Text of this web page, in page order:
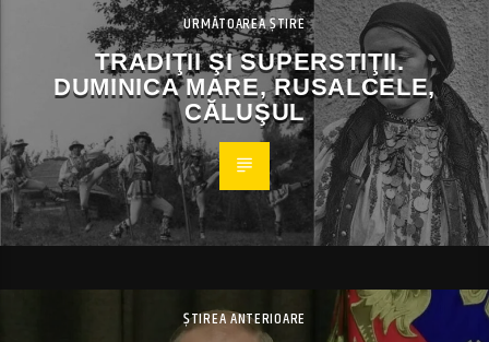
URMĂTOAREA ȘTIRE
TRADIŢII ŞI SUPERSTIŢII.
DUMINICA MARE, RUSALCELE,
CĂLUŞUL
ȘTIREA ANTERIOARE